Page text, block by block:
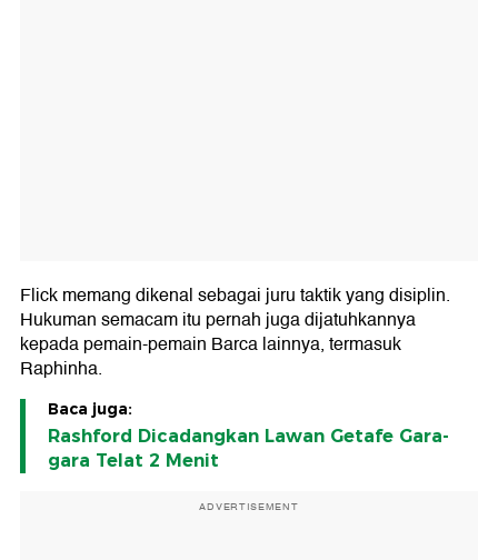
Flick memang dikenal sebagai juru taktik yang disiplin.
Hukuman semacam itu pernah juga dijatuhkannya
kepada pemain-pemain Barca lainnya, termasuk
Raphinha.
Baca juga:
Rashford Dicadangkan Lawan Getafe Gara-
gara Telat 2 Menit
ADVERTISEMENT